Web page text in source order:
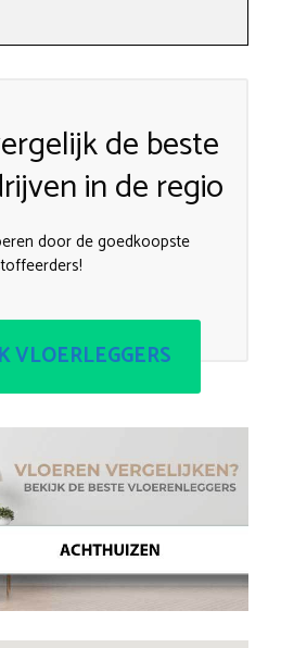
de beste
in de regio
door de goedkoopste
VLOERLEGGERS